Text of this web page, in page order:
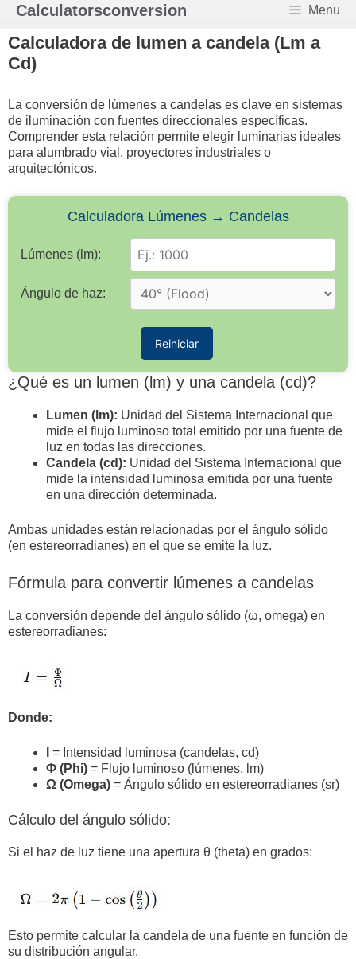
Saltar
contenido
Calculatorsconversion Menu
Calculadora de lumen a candela (Lm a
Cd)
La conversión de lúmenes a candelas es clave en sistemas
de iluminación con fuentes direccionales específicas.
Comprender esta relación permite elegir luminarias ideales
para alumbrado vial, proyectores industriales o
arquitectónicos.
Calculadora Lúmenes → Candelas
Lúmenes (lm):
Ángulo de haz:
Reiniciar
¿Qué es un lumen (lm) y una candela (cd)?
Lumen (lm): Unidad del Sistema Internacional que
mide el flujo luminoso total emitido por una fuente de
luz en todas las direcciones.
Candela (cd): Unidad del Sistema Internacional que
mide la intensidad luminosa emitida por una fuente
en una dirección determinada.
Ambas unidades están relacionadas por el ángulo sólido
(en estereorradianes) en el que se emite la luz.
Fórmula para convertir lúmenes a candelas
La conversión depende del ángulo sólido (ω, omega) en
estereorradianes:
Donde:
= Intensidad luminosa (candelas, cd)
Φ (Phi) = Flujo luminoso (lúmenes, lm)
Ω (Omega) = Ángulo sólido en estereorradianes (sr)
Cálculo del ángulo sólido:
Si el haz de luz tiene una apertura θ (theta) en grados:
Esto permite calcular la candela de una fuente en función de
su distribución angular.